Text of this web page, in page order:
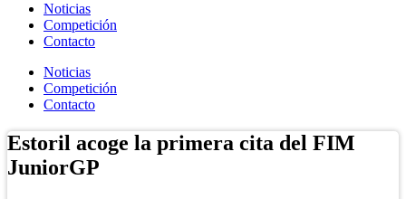
Noticias
Competición
Contacto
Noticias
Competición
Contacto
Estoril acoge la primera cita del FIM
JuniorGP